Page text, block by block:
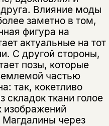
Влияние моды
заметно в том,
фигура на
актуальные на тот
С другой стороны,
позы, которые
частью
так, кокетливо
ткани голое
изображений
через